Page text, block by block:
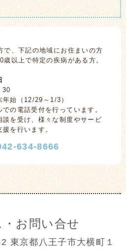
で、下記の地域にお住まいの方
以上で特定の疾病がある方。
30
始（12/29～1/3）
の電話受付を行っています。
を受け、様々な制度やサービ
を行います。
634-8666
お問い合せ
東京都八王子市大横町１